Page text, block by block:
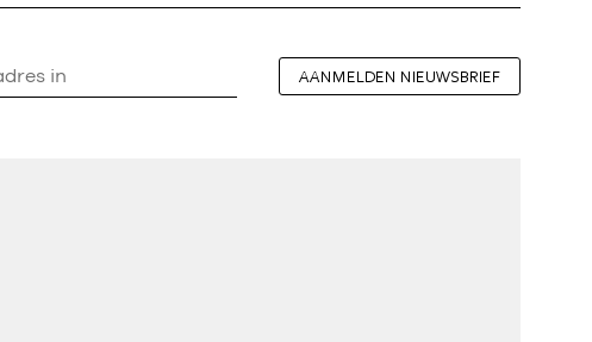
AANMELDEN NIEUWSBRIEF